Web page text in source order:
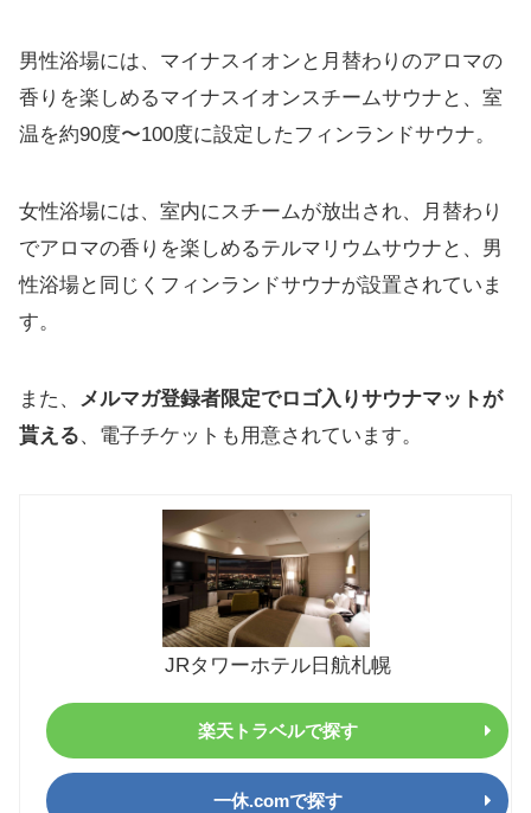
男性浴場には、マイナスイオンと月替わりのアロマの
香りを楽しめるマイナスイオンスチームサウナと、室
温を約90度〜100度に設定したフィンランドサウナ。
女性浴場には、室内にスチームが放出され、月替わり
でアロマの香りを楽しめるテルマリウムサウナと、男
性浴場と同じくフィンランドサウナが設置されていま
す。
また、
メルマガ登録者限定でロゴ入りサウナマットが
貰える、電子チケットも用意されています。
JRタワーホテル日航札幌
楽天トラベルで探す
一休.comで探す